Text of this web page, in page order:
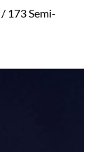
/ 173 Semi-